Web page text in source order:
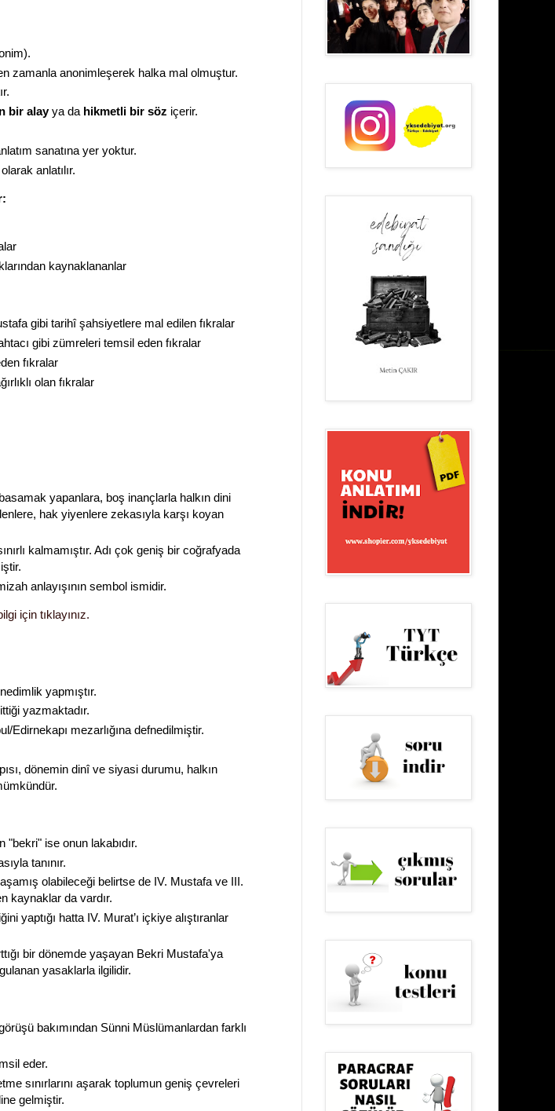
zamanla anonimleşerek halka mal olmuştur.
bir alayya da hikmetli bir söz içerir.
sanatına yer yoktur.
anlatılır.
kaynaklananlar
gibi tarihî şahsiyetlere mal edilen fıkralar
gibi zümreleri temsil eden fıkralar
fıkralar
olan fıkralar
yapanlara, boş inançlarla halkın dini
hak yiyenlere zekasıyla karşı koyan
kalmamıştır. Adı çok geniş bir coğrafyada
anlayışının sembol ismidir.
için tıklayınız.
yapmıştır.
yazmaktadır.
Edirnekapı mezarlığına defnedilmiştir.
dönemin dinî ve siyasi durumu, halkın
"bekri" ise onun lakabıdır.
tanınır.
olabileceği belirtse de IV. Mustafa ve III.
kaynaklar da vardır.
yaptığı hatta IV. Murat’ı içkiye alıştıranlar
bir dönemde yaşayan Bekri Mustafa'ya
yasaklarla ilgilidir.
bakımından Sünni Müslümanlardan farklı
eder.
sınırlarını aşarak toplumun geniş çevreleri
gelmiştir.